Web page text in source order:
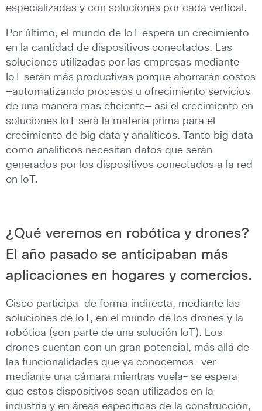
especializadas y con soluciones por cada vertical.
Por último, el mundo de IoT espera un crecimiento
en la cantidad de dispositivos conectados. Las
soluciones utilizadas por las empresas mediante
IoT serán más productivas porque ahorrarán costos
—automatizando procesos u ofrecimiento servicios
de una manera mas eficiente— así el crecimiento en
soluciones IoT será la materia prima para el
crecimiento de big data y analíticos. Tanto big data
como analíticos necesitan datos que serán
generados por los dispositivos conectados a la red
en IoT.
¿Qué veremos en robótica y drones?
El año pasado se anticipaban más
aplicaciones en hogares y comercios.
Cisco participa de forma indirecta, mediante las
soluciones de IoT, en el mundo de los drones y la
robótica (son parte de una solución IoT). Los
drones cuentan con un gran potencial, más allá de
las funcionalidades que ya conocemos ―ver
mediante una cámara mientras vuela― se espera
que estos dispositivos sean utilizados en la
industria y en áreas específicas de la construcción,